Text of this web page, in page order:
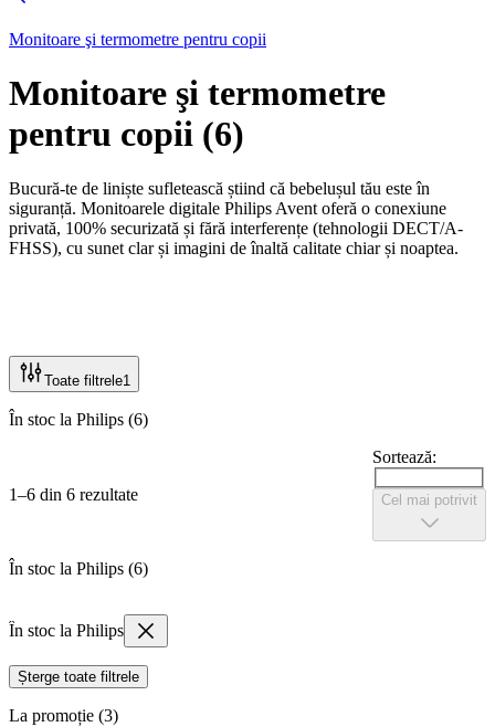
Monitoare şi termometre pentru copii
Monitoare şi termometre
pentru copii (6)
Bucură-te de liniște sufletească știind că bebelușul tău este în
siguranță. Monitoarele digitale Philips Avent oferă o conexiune
privată, 100% securizată și fără interferențe (tehnologii DECT/A-
FHSS), cu sunet clar și imagini de înaltă calitate chiar și noaptea.
Toate filtrele1
În stoc la Philips (6)
1–6 din 6 rezultate
Sortează:
Cel mai potrivit
În stoc la Philips (6)
În stoc la Philips
Șterge toate filtrele
La promoție (3)